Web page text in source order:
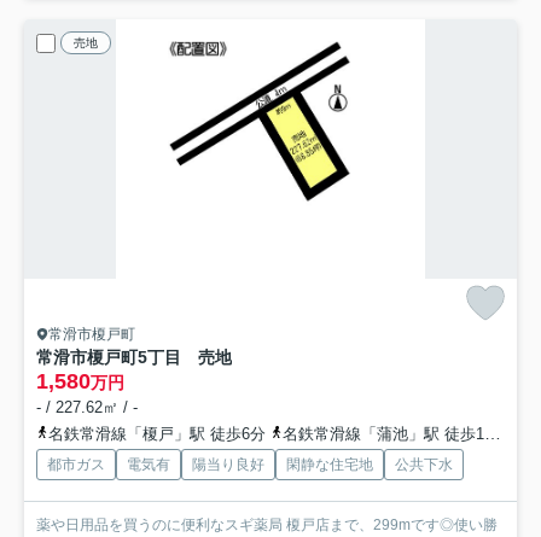
売地
常滑市榎戸町
常滑市榎戸町5丁目 売地
1,580万円
- / 227.62㎡ / -
名鉄常滑線「榎戸」駅 徒歩6分
名鉄常滑線「蒲池」駅 徒歩14分
都市ガス 電気有 陽当り良好 閑静な住宅地 公共下水
薬や日用品を買うのに便利なスギ薬局 榎戸店まで、299mです◎使い勝